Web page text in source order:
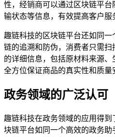
性，经销商可以通过区块链平
输状态等信息，有效提高客户服
趣链科技的区块链平台还如同
链的追溯和防伪，消费者只需
的详细信息，包括原材料来源
全方位保证商品的真实性和质量
政务领域的广泛认可
趣链科技在政务领域的应用得
块链平台如同一个高效的政务